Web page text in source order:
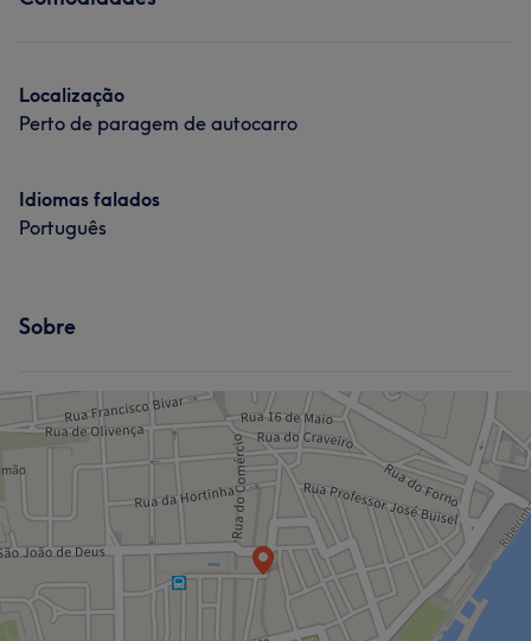
Localização
Perto de paragem de autocarro
Idiomas falados
Português
Sobre